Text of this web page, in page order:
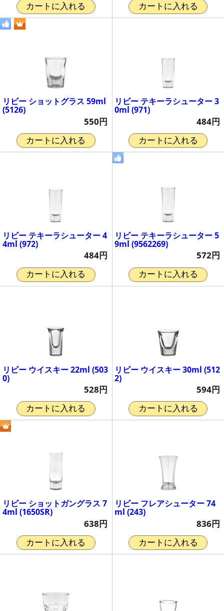
カートに入れる カートに入れる
リビー ショットグラス 59ml
(5126)
550円
カートに入れる
リビー テキーラシューター 3
0ml (971)
484円
カートに入れる
リビー テキーラシューター 4
4ml (972)
484円
カートに入れる
リビー テキーラシューター 5
9ml (9562269)
572円
カートに入れる
リビー ウイスキー 22ml (503
0)
528円
カートに入れる
リビー ウイスキー 30ml (512
2)
594円
カートに入れる
リビー ショットガングラス 7
4ml (1650SR)
638円
カートに入れる
リビー フレアシューター 74
ml (243)
836円
カートに入れる